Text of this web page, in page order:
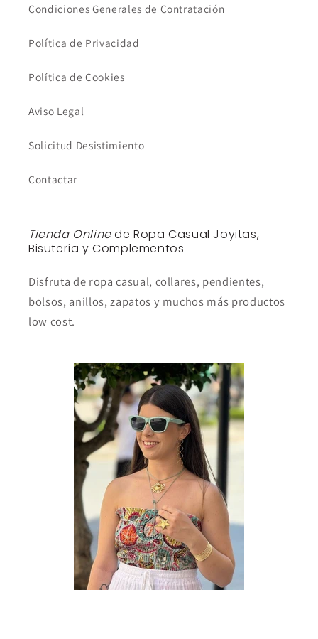
Condiciones Generales de Contratación
Política de Privacidad
Política de Cookies
Aviso Legal
Solicitud Desistimiento
Contactar
Tienda Onlinede Ropa Casual Joyitas,
Bisutería y Complementos
Disfruta de ropa casual, collares, pendientes,
bolsos, anillos, zapatos y muchos más productos
low cost.